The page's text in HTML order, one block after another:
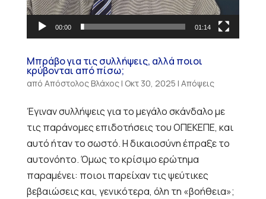
00:00 01:14
Μπράβο για τις συλλήψεις, αλλά ποιοι
κρύβονται από πίσω;
από Απόστολος Βλάχος| Οκτ 30, 2025 | Απόψεις
Έγιναν συλλήψεις για το μεγάλο σκάνδαλο με
τις παράνομες επιδοτήσεις του ΟΠΕΚΕΠΕ, και
αυτό ήταν το σωστό. Η δικαιοσύνη έπραξε το
αυτονόητο. Όμως το κρίσιμο ερώτημα
παραμένει: ποιοι παρείχαν τις ψεύτικες
βεβαιώσεις και, γενικότερα, όλη τη «βοήθεια»;